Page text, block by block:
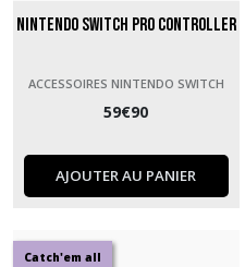
Nintendo Switch Pro Controller
ACCESSOIRES NINTENDO SWITCH
59€90
AJOUTER AU PANIER
Catch'em all